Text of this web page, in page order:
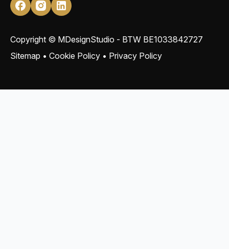
Copyright © MDesignStudio - BTW BE1033842727
Sitemap • Cookie Policy • Privacy Policy